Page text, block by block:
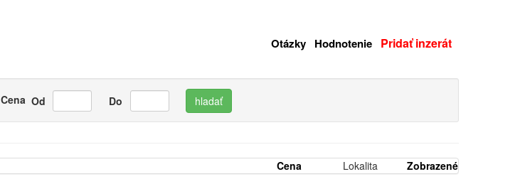
Otázky Hodnotenie Pridať inzerát
Cena Od Do hladať
Cena Lokalita Zobrazené